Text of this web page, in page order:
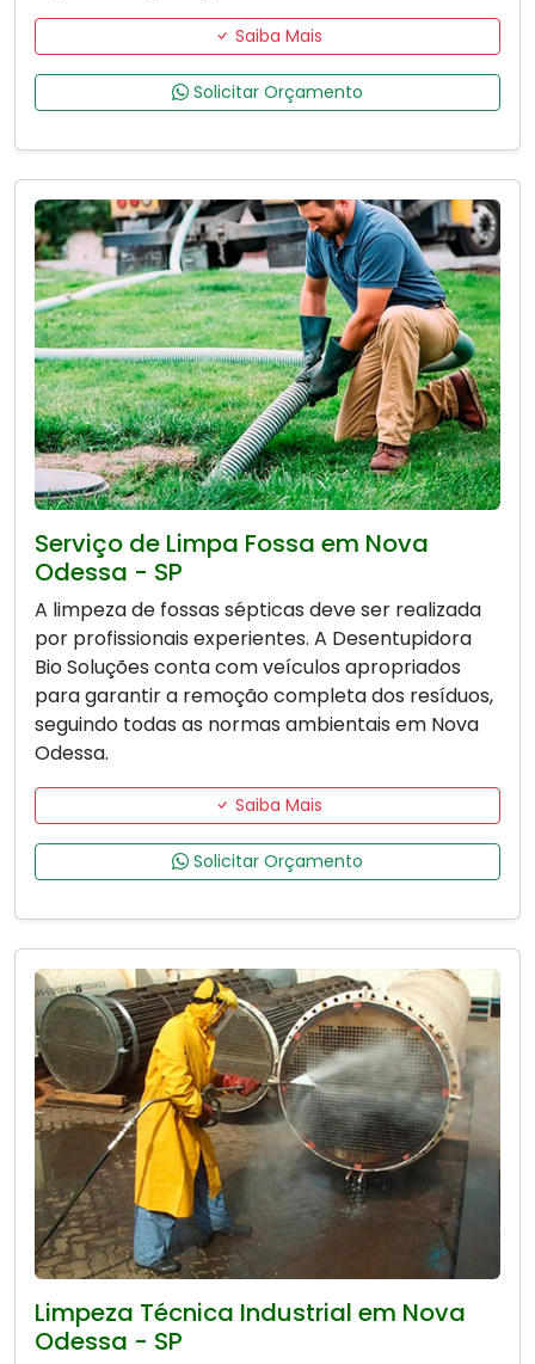
Saiba Mais
Solicitar Orçamento
Serviço de Limpa Fossa em Nova
Odessa - SP
A limpeza de fossas sépticas deve ser realizada
por profissionais experientes. A Desentupidora
Bio Soluções conta com veículos apropriados
para garantir a remoção completa dos resíduos,
seguindo todas as normas ambientais em Nova
Odessa.
Saiba Mais
Solicitar Orçamento
Limpeza Técnica Industrial em Nova
Odessa - SP